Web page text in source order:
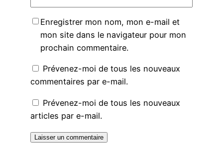
Enregistrer mon nom, mon e-mail et
mon site dans le navigateur pour mon
prochain commentaire.
Prévenez-moi de tous les nouveaux
commentaires par e-mail.
Prévenez-moi de tous les nouveaux
articles par e-mail.